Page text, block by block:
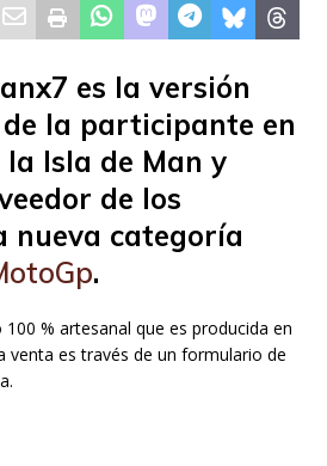
es la versión
la participante en
la Isla de Man y
de los
nueva categoría
.
% artesanal que es producida en
venta es través de un formulario de